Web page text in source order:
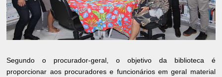
Segundo o procurador-geral, o objetivo da biblioteca é
proporcionar aos procuradores e funcionários em geral material